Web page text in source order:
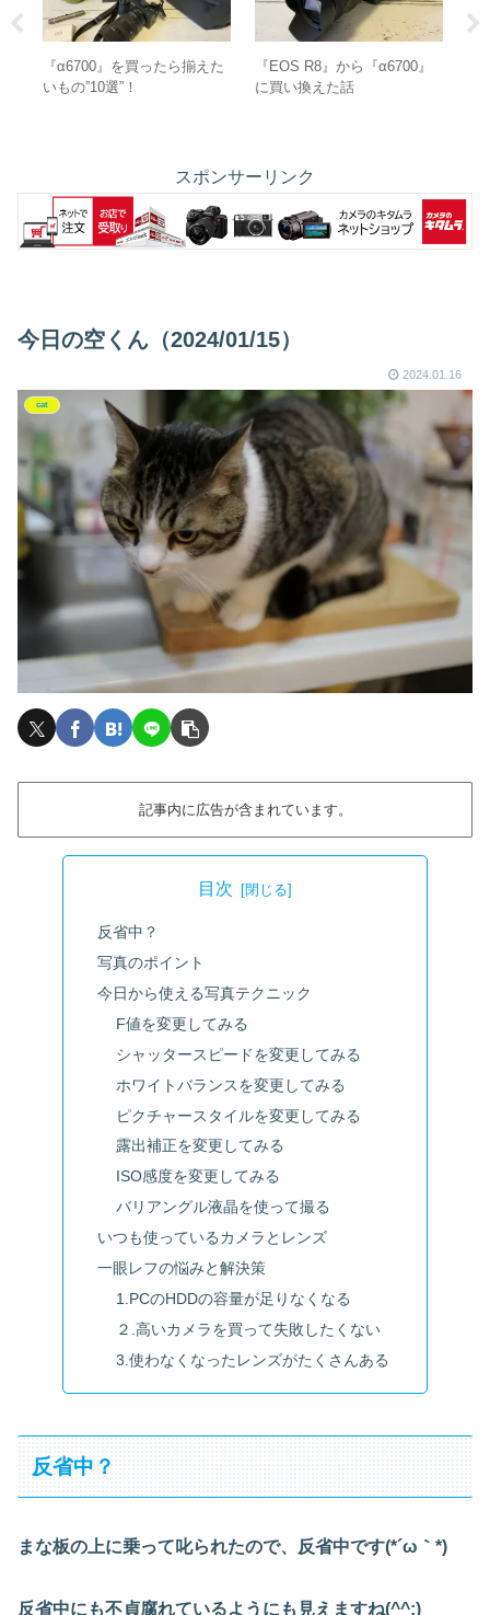
『EOS RP』にピッタリな三
脚はこれ！
SALOMON『X-ADVENTURE
GORE-TEX』は全ての写真愛
スポンサーリンク
今日の空くん（2024/01/15）
2024.01.16
cat
記事内に広告が含まれています。
目次
反省中？
写真のポイント
今日から使える写真テクニック
F値を変更してみる
シャッタースピードを変更してみる
ホワイトバランスを変更してみる
ピクチャースタイルを変更してみる
露出補正を変更してみる
ISO感度を変更してみる
バリアングル液晶を使って撮る
いつも使っているカメラとレンズ
一眼レフの悩みと解決策
1.PCのHDDの容量が足りなくなる
２.高いカメラを買って失敗したくない
3.使わなくなったレンズがたくさんある
反省中？
まな板の上に乗って叱られたので、反省中です(*´ω｀*)
反省中にも不貞腐れているようにも見えますね(^^;)